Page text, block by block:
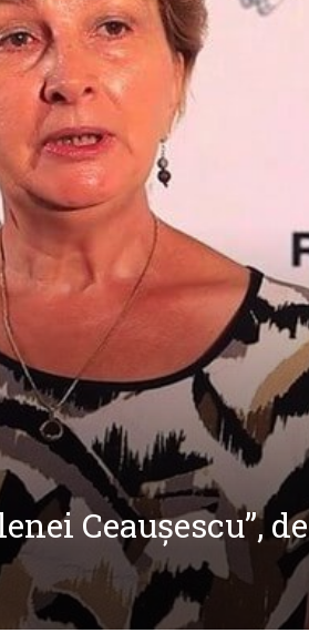
Ceaușescu”, de